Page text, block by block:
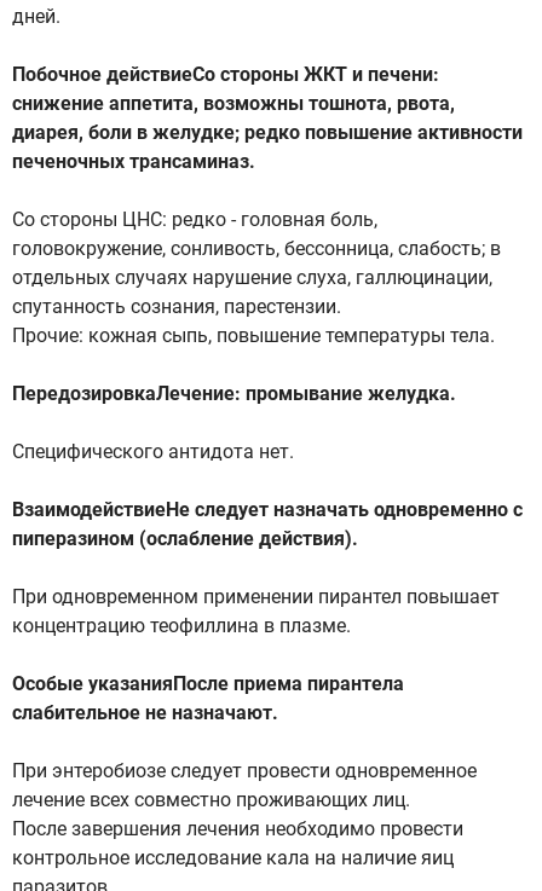
дней.
Побочное действиеСо стороны ЖКТ и печени:
снижение аппетита, возможны тошнота, рвота,
диарея, боли в желудке; редко повышение активности
печеночных трансаминаз.
Со стороны ЦНС: редко - головная боль,
головокружение, сонливость, бессонница, слабость; в
отдельных случаях нарушение слуха, галлюцинации,
спутанность сознания, парестензии.
Прочие: кожная сыпь, повышение температуры тела.
ПередозировкаЛечение: промывание желудка.
Специфического антидота нет.
ВзаимодействиеНе следует назначать одновременно с
пиперазином (ослабление действия).
При одновременном применении пирантел повышает
концентрацию теофиллина в плазме.
Особые указанияПосле приема пирантела
слабительное не назначают.
При энтеробиозе следует провести одновременное
лечение всех совместно проживающих лиц.
После завершения лечения необходимо провести
контрольное исследование кала на наличие яиц